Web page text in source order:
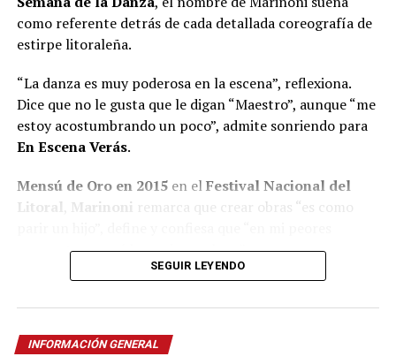
como referente detrás de cada detallada coreografía de
estirpe litoraleña.
“La danza es muy poderosa en la escena”, reflexiona.
Dice que no le gusta que le digan “Maestro”, aunque “me
estoy acostumbrando un poco”, admite sonriendo para
En Escena Verás.
Mensú de Oro en 2015en elFestival Nacional del
Litoral Marinoni remarca que crear obras “es como
momentos saqué las mejores obras”.
A pesar de quedar seleccionadoentre 600 personas
para integrar el Ballet Folklórico Nacionalal mando
de la renombradaNorma Viola
“nunca me consideré un buen bailarín” y recuerda que
SEGUIR LEYENDO
INFORMACIÓN GENERAL